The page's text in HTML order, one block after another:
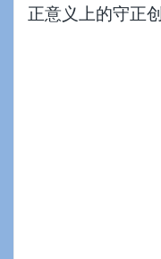
正意义上的守正创